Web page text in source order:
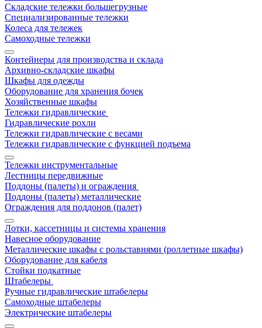
Складские тележки большегрузные
Специализированные тележки
Колеса для тележек
Самоходные тележки
Контейнеры для производства и склада
Архивно-складские шкафы
Шкафы для одежды
Оборудование для хранения бочек
Хозяйственные шкафы
Тележки гидравлические
Гидравлические рохли
Тележки гидравлические с весами
Тележки гидравлические с функцией подъема
Тележки инструментальные
Лестницы передвижные
Поддоны (палеты) и ограждения
Поддоны (палеты) металлические
Ограждения для поддонов (палет)
Лотки, кассетницы и системы хранения
Навесное оборудование
Металлические шкафы с рольставнями (роллетные шкафы)
Оборудование для кабеля
Стойки подкатные
Штабелеры
Ручные гидравлические штабелеры
Самоходные штабелеры
Электрические штабелеры